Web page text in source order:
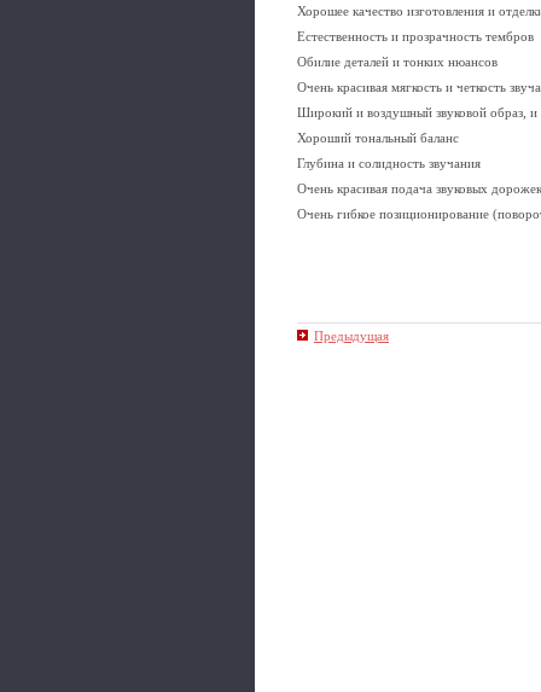
Хорошее качество изготовления и
Естественность и прозрачность тембров
Обилие деталей и тонких нюансов
Очень красивая мягкость и четкость
Широкий и воздушный звуковой образ, и
Хороший тональный баланс
Глубина и солидность звучания
Очень красивая подача звуковых
Очень гибкое позиционирование
Предыдущая